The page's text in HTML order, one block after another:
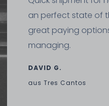
an perfect state of
great paying
managing.
DAVID G.
aus Tres Cantos